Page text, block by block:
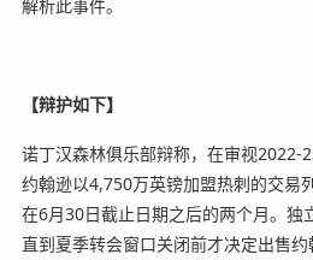
解析此事件。
【辩护如下】
诺丁汉森林俱乐部辩称，在审视2022-
约翰逊以4,750万英镑加盟热刺的交易
在6月30日截止日期之后的两个月。独
直到夏季转会窗口关闭前才决定出售